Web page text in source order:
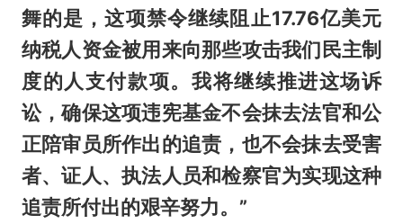
舞的是，这项禁令继续阻止17.76亿美元
纳税人资金被用来向那些攻击我们民主制
度的人支付款项。我将继续推进这场诉
讼，确保这项违宪基金不会抹去法官和公
正陪审员所作出的追责，也不会抹去受害
者、证人、执法人员和检察官为实现这种
追责所付出的艰辛努力。”